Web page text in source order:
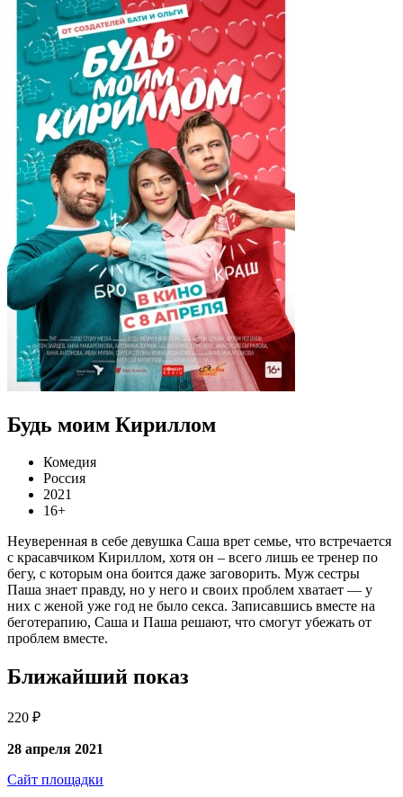
Будь моим Кириллом
Комедия
Россия
2021
16+
Неуверенная в себе девушка Саша врет семье, что встречается
с красавчиком Кириллом, хотя он – всего лишь ее тренер по
бегу, с которым она боится даже заговорить. Муж сестры
Паша знает правду, но у него и своих проблем хватает — у
них с женой уже год не было секса. Записавшись вместе на
беготерапию, Саша и Паша решают, что смогут убежать от
проблем вместе.
Ближайший показ
220 ₽
28 апреля 2021
Сайт площадки